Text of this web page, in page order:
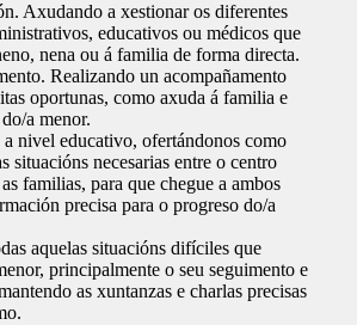
Axudando a xestionar os diferentes
educativos ou médicos que
nena ou á familia de forma directa.
Realizando un acompañamento
oportunas, como axuda á familia e
a menor.
nivel educativo, ofertándonos como
situacións necesarias entre o centro
familias, para que chegue a ambos
precisa para o progreso do/a
aquelas situacións difíciles que
principalmente o seu seguimento e
as xuntanzas e charlas precisas